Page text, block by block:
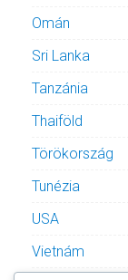
Omán
Sri Lanka
Tanzánia
Thaiföld
Törökország
Tunézia
USA
Vietnám